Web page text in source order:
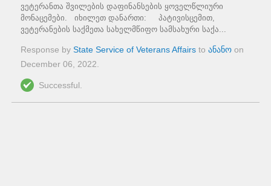
ვეტერანთა შვილების დაფინანსების ყოველწლიური
მონაცემები. იხილეთ დანართი: პატივისცემით,
ვეტერანების საქმეთა სახელმწიფო სამსახური საქა...
Response by State Service of Veterans Affairs to ანანო on
December 06, 2022
Successful.